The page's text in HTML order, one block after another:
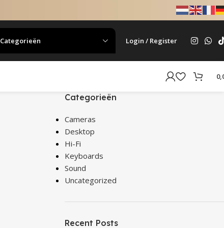
Categorieën Login / Register
Categorieën
Cameras
Desktop
Hi-Fi
Keyboards
Sound
Uncategorized
Recent Posts